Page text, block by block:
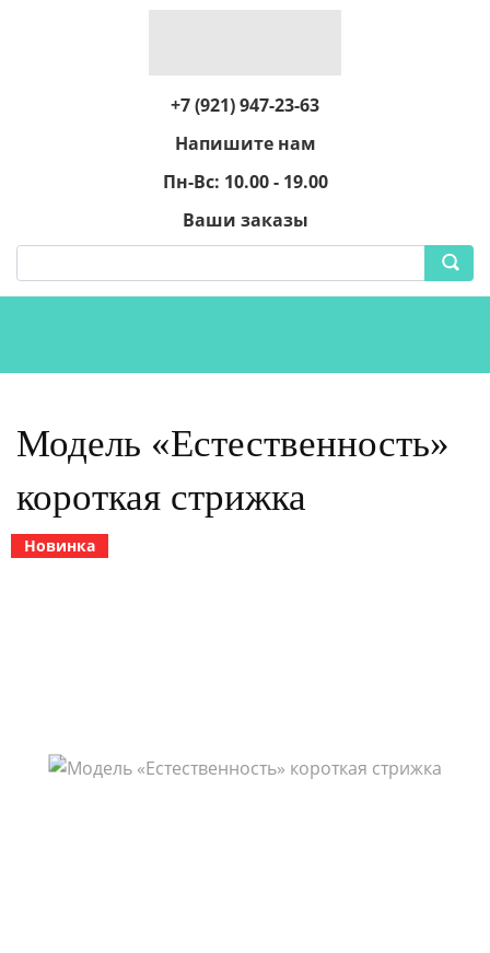
+7 (921) 947-23-63
Напишите нам
Пн-Вс: 10.00 - 19.00
Ваши заказы
Модель «Естественность»
короткая стрижка
Новинка